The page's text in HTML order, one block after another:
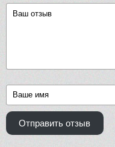
Отправить отзыв